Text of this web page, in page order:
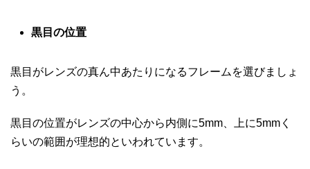
黒目の位置
黒目がレンズの真ん中あたりになるフレームを選びましょ
う。
黒目の位置がレンズの中心から内側に5mm、上に5mmく
らいの範囲が理想的といわれています。